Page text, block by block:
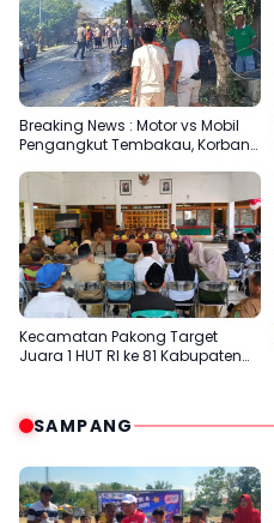
Breaking News : Motor vs Mobil
Pengangkut Tembakau, Korban
Kecamatan Pakong Target
Juara 1 HUT RI ke 81 Kabupaten
SAMPANG